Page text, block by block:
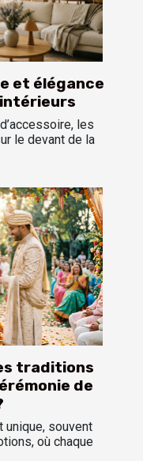
et élégance
les
le devant de la
traditions
de
unique, souvent
où chaque